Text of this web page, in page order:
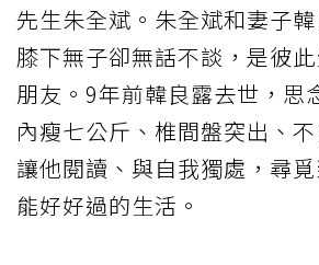
先生朱全斌。朱全斌和妻子韓
膝下無子卻無話不談，是彼
朋友。9年前韓良露去世，思
內瘦七公斤、椎間盤突出、
讓他閱讀、與自我獨處，尋
能好好過的生活。